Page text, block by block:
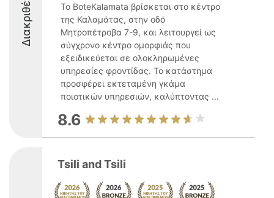
Το BoteKalamata βρίσκεται στο κέντρο
της Καλαμάτας, στην οδό
Μητροπέτροβα 7-9, και λειτουργεί ως
σύγχρονο κέντρο ομορφιάς που
εξειδικεύεται σε ολοκληρωμένες
υπηρεσίες φροντίδας. Το κατάστημα
προσφέρει εκτεταμένη γκάμα
ποιοτικών υπηρεσιών, καλύπτοντας ...
8.6
Tsili and Tsili